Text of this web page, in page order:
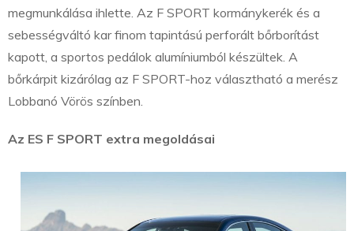
megmunkálása ihlette. Az F SPORT kormánykerék és a
sebességváltó kar finom tapintású perforált bőrborítást
kapott, a sportos pedálok alumíniumból készültek. A
bőrkárpit kizárólag az F SPORT-hoz választható a merész
Lobbanó Vörös színben.
Az ES F SPORT extra megoldásai